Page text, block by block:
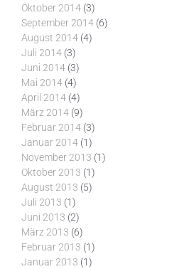
Oktober 2014 (3)
September 2014 (6)
August 2014 (4)
Juli 2014 (3)
Juni 2014 (3)
Mai 2014 (4)
April 2014 (4)
März 2014 (9)
Februar 2014 (3)
Januar 2014 (1)
November 2013 (1)
Oktober 2013 (1)
August 2013 (5)
Juli 2013 (1)
Juni 2013 (2)
März 2013 (6)
Februar 2013 (1)
Januar 2013 (1)